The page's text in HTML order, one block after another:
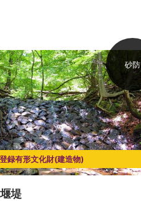
登録有形文化財(建造物)
堤
砂防